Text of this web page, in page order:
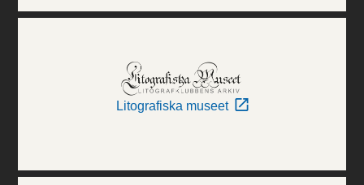
Litografiska museet